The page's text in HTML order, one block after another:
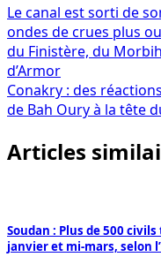
Navigation
de
l’article
Le canal est sorti de
ondes de crues plus
du Finistère, du
d’Armor
Conakry : des
de Bah Oury à la tête
Articles
Soudan : Plus de 500
janvier et mi-mars, selon